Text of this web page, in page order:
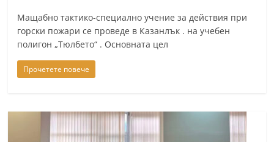
Мащабно тактико-специално учение за действия при
горски пожари се проведе в Казанлък . на учебен
полигон „Тюлбето“ . Основната цел
Прочетете повече